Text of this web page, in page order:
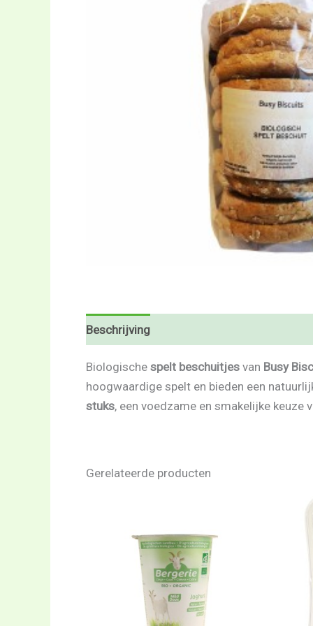
Beschrijving
Biologische spelt beschuitjes van Busy
hoogwaardige spelt en bieden een
stuks, een voedzame en smakelijke keuze
Gerelateerde producten